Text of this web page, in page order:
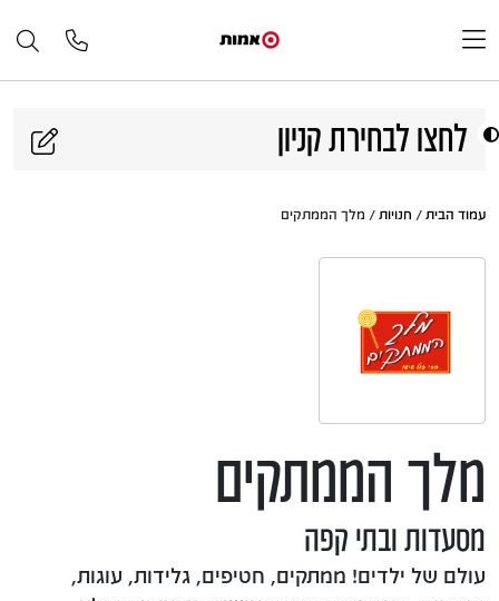
לחצו לבחירת קניון
עמוד הבית / חנויות / מלך הממתקים
מלך הממתקים
מסעדות ובתי קפה
עולם של ילדים! ממתקים, חטיפים, גלידות, עוגות,